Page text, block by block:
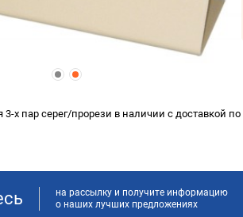
3-х пар серег/прорези в наличии с доставкой
на рассылку и получите информацию
о наших лучших предложениях